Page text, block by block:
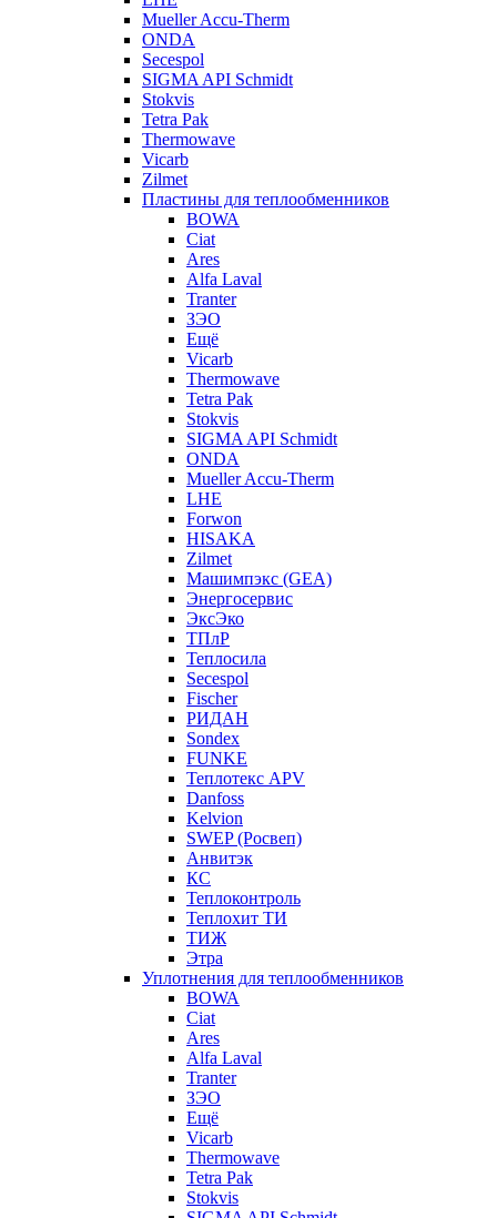
Mueller Accu-Therm
ONDA
Secespol
SIGMA API Schmidt
Stokvis
Tetra Pak
Thermowave
Vicarb
Zilmet
Пластины для теплообменников
BOWA
Ciat
Ares
Alfa Laval
Tranter
ЗЭО
Ещё
Vicarb
Thermowave
Tetra Pak
Stokvis
SIGMA API Schmidt
ONDA
Mueller Accu-Therm
LHE
Forwon
HISAKA
Zilmet
Машимпэкс (GEA)
Энергосервис
ЭксЭко
ТПлР
Теплосила
Secespol
Fischer
РИДАН
Sondex
FUNKE
Теплотекс APV
Danfoss
Kelvion
SWEP (Росвеп)
Анвитэк
КС
Теплоконтроль
Теплохит ТИ
ТИЖ
Этра
Уплотнения для теплообменников
BOWA
Ciat
Ares
Alfa Laval
Tranter
ЗЭО
Ещё
Vicarb
Thermowave
Tetra Pak
Stokvis